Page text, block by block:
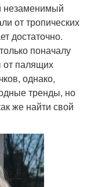
незаменимый
от тропических
достаточно.
поначалу
от палящих
однако,
тренды, но
же найти свой